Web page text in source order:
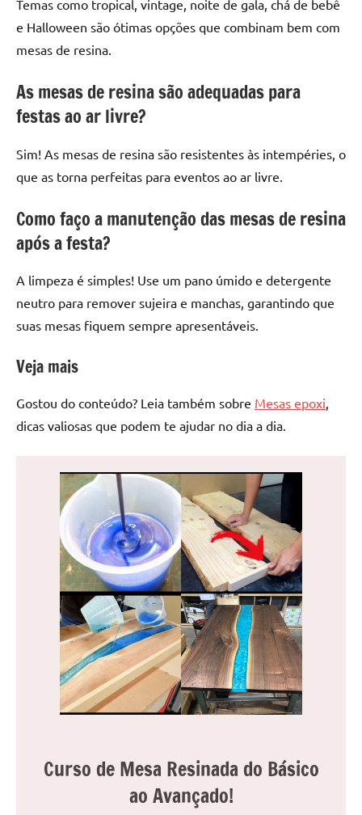
Temas como tropical, vintage, noite de gala, chá de bebê
e Halloween são ótimas opções que combinam bem com
mesas de resina.
As mesas de resina são adequadas para
festas ao ar livre?
Sim! As mesas de resina são resistentes às intempéries, o
que as torna perfeitas para eventos ao ar livre.
Como faço a manutenção das mesas de resina
após a festa?
A limpeza é simples! Use um pano úmido e detergente
neutro para remover sujeira e manchas, garantindo que
suas mesas fiquem sempre apresentáveis.
Veja mais
Gostou do conteúdo? Leia também sobre Mesas epoxi,
dicas valiosas que podem te ajudar no dia a dia.
Curso de Mesa Resinada do Básico
ao Avançado!